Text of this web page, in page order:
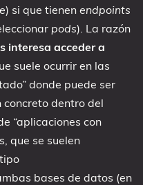
) si que tienen endpoints
pods). La razón
interesa acceder a
suele ocurrir en las
donde puede ser
concreto dentro del
“aplicaciones con
que se suelen
bases de datos (en